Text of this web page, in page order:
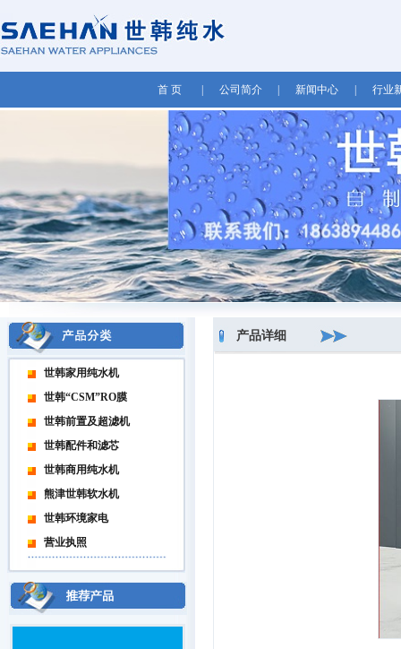
首 页 公司简介 新闻中心 行业
世韩家用纯水机
世韩“CSM”RO膜
世韩前置及超滤机
世韩配件和滤芯
世韩商用纯水机
熊津世韩软水机
世韩环境家电
营业执照
产品详细